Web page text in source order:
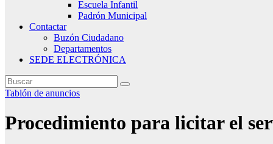
Escuela Infantil
Padrón Municipal
Contactar
Buzón Ciudadano
Departamentos
SEDE ELECTRÓNICA
Tablón de anuncios
Procedimiento para licitar el